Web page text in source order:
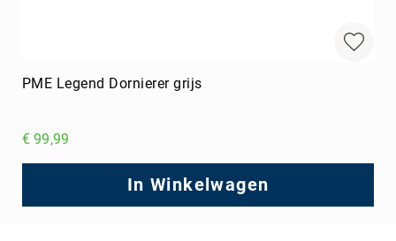
PME Legend Dornierer grijs
€ 99,99
In Winkelwagen